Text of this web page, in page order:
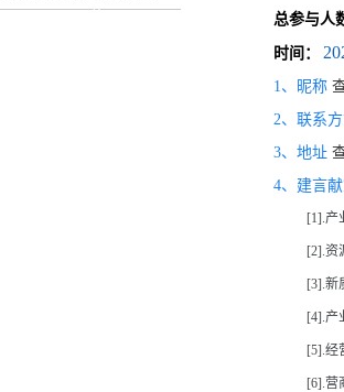
式
总参与人
时间：
1、昵称
2、联系
3、地址
4、建言
[1].产
[2].资
[3].新
[4].产
[5].经
[6].营